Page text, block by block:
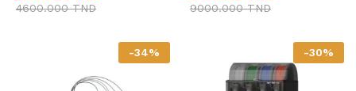
4600.000TND 9000.000TND
-34% -30%